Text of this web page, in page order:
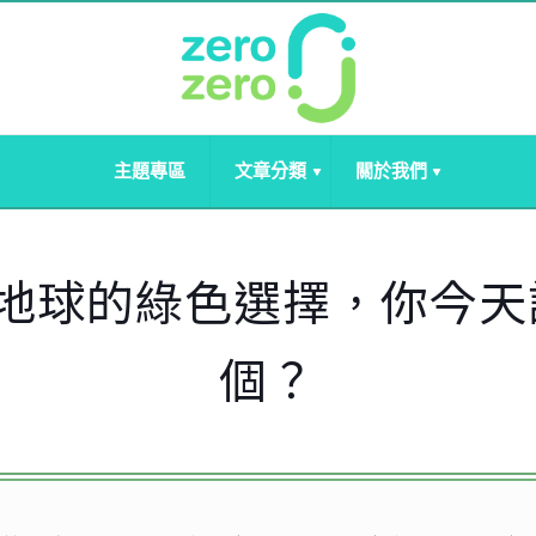
主題專區 文章分類 關於我們
球的綠色選擇，你今
個？